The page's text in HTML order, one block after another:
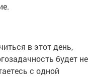
в этот день,
будет не
с одной